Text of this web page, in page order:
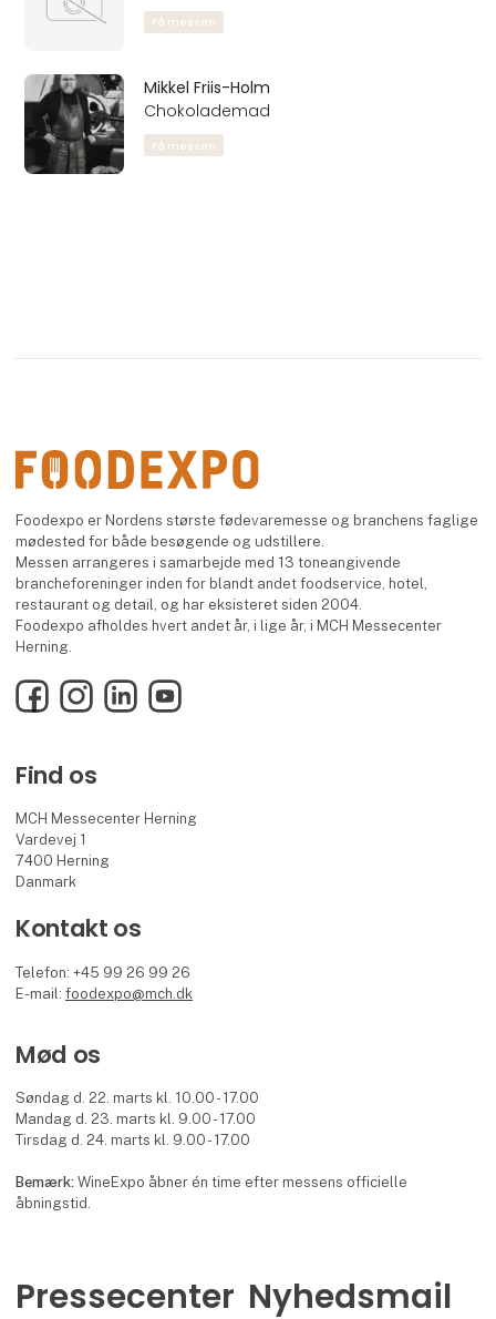
På messen
Mikkel Friis-Holm
Chokolademad
På messen
Foodexpo er Nordens største fødevaremesse og branchens faglige
mødested for både besøgende og udstillere.
Messen arrangeres i samarbejde med 13 toneangivende
brancheforeninger inden for blandt andet foodservice, hotel,
restaurant og detail, og har eksisteret siden 2004.
Foodexpo afholdes hvert andet år, i lige år, i MCH Messecenter
Herning.
FacebookInstagramLinkedInYouTube
Find os
MCH Messecenter Herning
Vardevej 1
7400 Herning
Danmark
Kontakt os
Telefon: +45 99 26 99 26
E-mail:foodexpo@mch.dk
Mød os
Søndag d. 22. marts kl. 10.00 - 17.00
Mandag d. 23. marts kl. 9.00 - 17.00
Tirsdag d. 24. marts kl. 9.00 - 17.00
Bemærk:WineExpo åbner én time efter messens officielle
åbningstid.
Pressecenter Nyhedsmail